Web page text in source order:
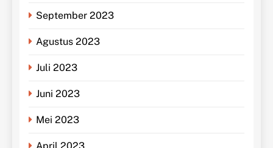
September 2023
Agustus 2023
Juli 2023
Juni 2023
Mei 2023